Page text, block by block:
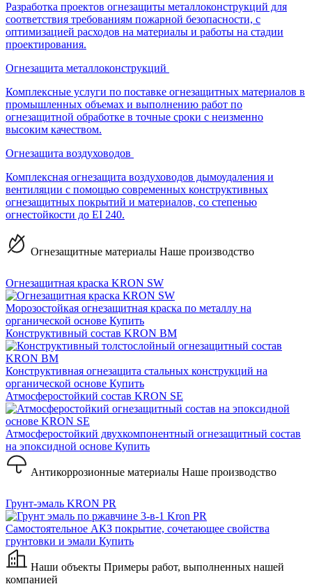
Разработка проектов огнезащиты металлоконструкций для
соответствия требованиям пожарной безопасности, с
оптимизацией расходов на материалы и работы на стадии
проектирования.
Огнезащита металлоконструкций
Комплексные услуги по поставке огнезащитных материалов в
промышленных объемах и выполнению работ по
огнезащитной обработке в точные сроки с неизменно
высоким качеством.
Огнезащита воздуховодов
Комплексная огнезащита воздуховодов дымоудаления и
вентиляции с помощью современных конструктивных
огнезащитных покрытий и материалов, со степенью
огнестойкости до EI 240.
Огнезащитные материалы Наше производство
Огнезащитная краска KRON SW
Морозостойкая огнезащитная краска по металлу на
органической основе Купить
Конструктивный состав KRON BM
Конструктивная огнезащита стальных конструкций на
органической основе Купить
Атмосферостойкий состав KRON SE
Атмосферостойкий двухкомпонентный огнезащитный состав
на эпоксидной основе Купить
Антикоррозионные материалы Наше производство
Грунт-эмаль KRON PR
Самостоятельное АКЗ покрытие, сочетающее свойства
грунтовки и эмали Купить
Наши объекты Примеры работ, выполненных нашей
компанией